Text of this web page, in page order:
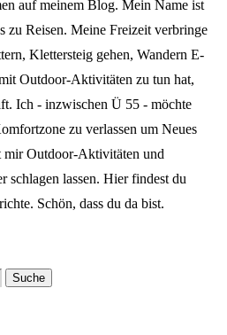
auf meinem Blog. Mein Name ist
zu Reisen. Meine Freizeit verbringe
Klettersteig gehen, Wandern E-
Outdoor-Aktivitäten zu tun hat,
Ich - inzwischen Ü 55 - möchte
zu verlassen um Neues
mir Outdoor-Aktivitäten und
schlagen lassen. Hier findest du
Schön, dass du da bist.